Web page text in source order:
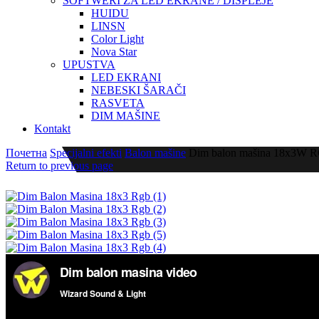
HUIDU
LINSN
Color Light
Nova Star
UPUSTVA
LED EKRANI
NEBESKI ŠARAČI
RASVETA
DIM MAŠINE
Kontakt
Почетна Specijalni efekti Balon mašine Dim balon mašina 18x3W
Return to previous page